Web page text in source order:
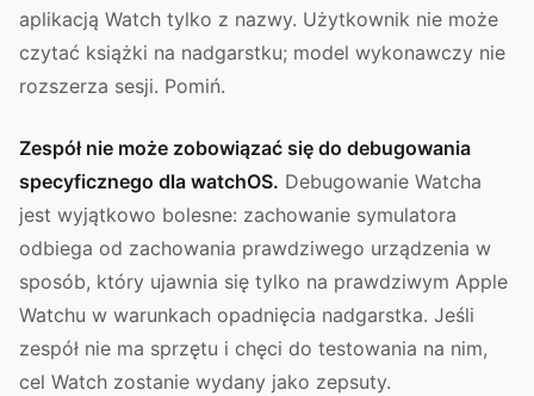
aplikacją Watch tylko z nazwy. Użytkownik nie może
czytać książki na nadgarstku; model wykonawczy nie
rozszerza sesji. Pomiń.
Zespół nie może zobowiązać się do debugowania
specyficznego dla watchOS. Debugowanie Watcha
jest wyjątkowo bolesne: zachowanie symulatora
odbiega od zachowania prawdziwego urządzenia w
sposób, który ujawnia się tylko na prawdziwym Apple
Watchu w warunkach opadnięcia nadgarstka. Jeśli
zespół nie ma sprzętu i chęci do testowania na nim,
cel Watch zostanie wydany jako zepsuty.